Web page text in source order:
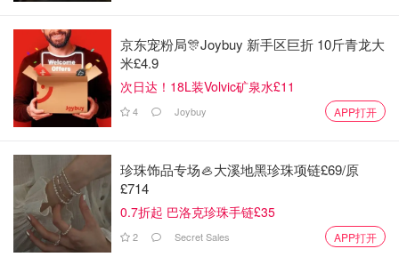
京东宠粉局🎊Joybuy 新手区巨折 10斤青龙大
米£4.9
次日达！18L装Volvic矿泉水£11
4 Joybuy APP打开
珍珠饰品专场🦪大溪地黑珍珠项链£69/原
£714
0.7折起 巴洛克珍珠手链£35
2 Secret Sales APP打开